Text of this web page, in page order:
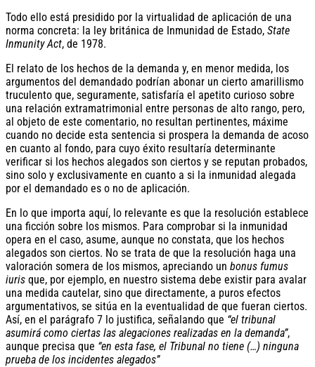
Todo ello está presidido por la virtualidad de aplicación de una
norma concreta: la ley británica de Inmunidad de Estado, State
Inmunity Act, de 1978.
El relato de los hechos de la demanda y, en menor medida, los
argumentos del demandado podrían abonar un cierto amarillismo
truculento que, seguramente, satisfaría el apetito curioso sobre
una relación extramatrimonial entre personas de alto rango, pero,
al objeto de este comentario, no resultan pertinentes, máxime
cuando no decide esta sentencia si prospera la demanda de acoso
en cuanto al fondo, para cuyo éxito resultaría determinante
verificar si los hechos alegados son ciertos y se reputan probados,
sino solo y exclusivamente en cuanto a si la inmunidad alegada
por el demandado es o no de aplicación.
En lo que importa aquí, lo relevante es que la resolución establece
una ficción sobre los mismos. Para comprobar si la inmunidad
opera en el caso, asume, aunque no constata, que los hechos
alegados son ciertos. No se trata de que la resolución haga una
valoración somera de los mismos, apreciando un bonus fumus
iuris que, por ejemplo, en nuestro sistema debe existir para avalar
una medida cautelar, sino que directamente, a puros efectos
argumentativos, se sitúa en la eventualidad de que fueran ciertos.
Así, en el parágrafo 7 lo justifica, señalando que “el tribunal
asumirá como ciertas las alegaciones realizadas en la demanda”,
aunque precisa que “en esta fase, el Tribunal no tiene (…) ninguna
prueba de los incidentes alegados”